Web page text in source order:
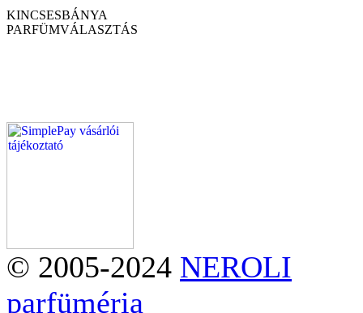
KINCSESBÁNYA
PARFÜMVÁLASZTÁS
© 2005-2024 NEROLI
parfüméria